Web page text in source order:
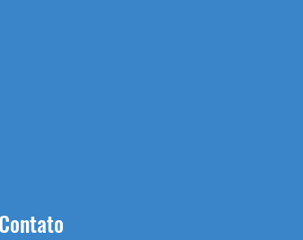
Contato